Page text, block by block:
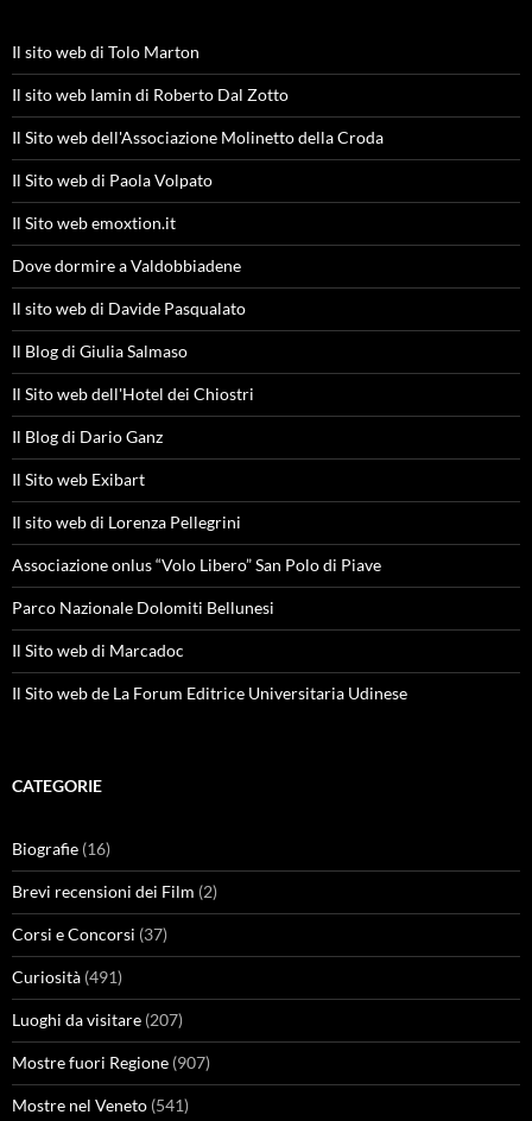
Il sito web di Tolo Marton
Il sito web Iamin di Roberto Dal Zotto
Il Sito web dell'Associazione Molinetto della Croda
Il Sito web di Paola Volpato
Il Sito web emoxtion.it
Dove dormire a Valdobbiadene
Il sito web di Davide Pasqualato
Il Blog di Giulia Salmaso
Il Sito web dell'Hotel dei Chiostri
Il Blog di Dario Ganz
Il Sito web Exibart
Il sito web di Lorenza Pellegrini
Associazione onlus “Volo Libero” San Polo di Piave
Parco Nazionale Dolomiti Bellunesi
Il Sito web di Marcadoc
Il Sito web de La Forum Editrice Universitaria Udinese
CATEGORIE
Biografie (16)
Brevi recensioni dei Film (2)
Corsi e Concorsi (37)
Curiosità (491)
Luoghi da visitare (207)
Mostre fuori Regione (907)
Mostre nel Veneto (541)